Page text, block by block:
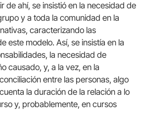
de ahí, se insistió en la necesidad de
y a toda la comunidad en la
caracterizando las
este modelo. Así, se insistía en la
la necesidad de
causado, y, a la vez, en la
entre las personas, algo
la duración de la relación a lo
y, probablemente, en cursos